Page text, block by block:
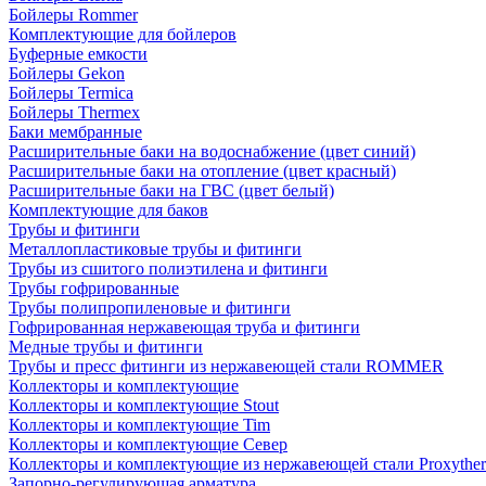
Бойлеры Rommer
Комплектующие для бойлеров
Буферные емкости
Бойлеры Gekon
Бойлеры Termica
Бойлеры Thermex
Баки мембранные
Расширительные баки на водоснабжение (цвет синий)
Расширительные баки на отопление (цвет красный)
Расширительные баки на ГВС (цвет белый)
Комплектующие для баков
Трубы и фитинги
Металлопластиковые трубы и фитинги
Трубы из сшитого полиэтилена и фитинги
Трубы гофрированные
Трубы полипропиленовые и фитинги
Гофрированная нержавеющая труба и фитинги
Медные трубы и фитинги
Трубы и пресс фитинги из нержавеющей стали ROMMER
Коллекторы и комплектующие
Коллекторы и комплектующие Stout
Коллекторы и комплектующие Tim
Коллекторы и комплектующие Север
Коллекторы и комплектующие из нержавеющей стали